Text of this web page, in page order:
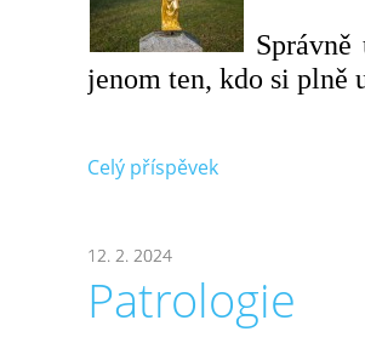
jenom ten, kdo si plně
Celý příspěvek
12. 2. 2024
Patrologie